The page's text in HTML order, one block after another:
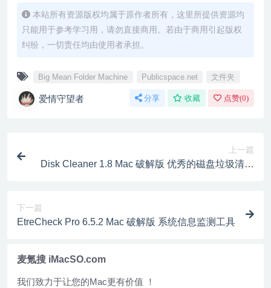
本站所有资源版权均属于原作者所有，这里所提供资源均
只能用于参考学习用，请勿直接商用。若由于商用引起版权
纠纷，一切责任均由使用者承担。
Big Mean Folder Machine Publicspace.net 文件夹
爱情守望者 分享 收藏 点赞(0)
上一篇
Disk Cleaner 1.8 Mac 破解版 优秀的磁盘垃圾清理
下一篇
EtreCheck Pro 6.5.2 Mac 破解版 系统信息监测工具
麦氪搜 iMacSO.com
我们致力于让您的Mac更有价值 ！